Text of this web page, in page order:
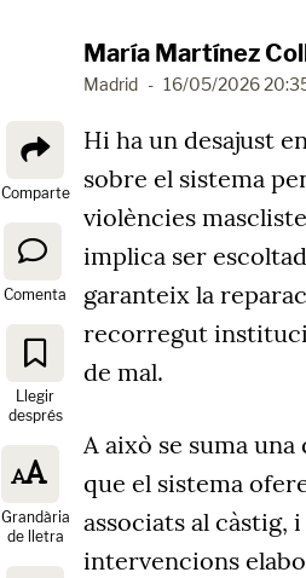
María Martínez
Madrid - 16/05/2026
Comparte
Comenta
Llegir
després
Grandària
de lletra
Hi ha un desajust
sobre el sistema
violències
implica ser
garanteix la
recorregut
de mal.
A això se suma
que el sistema
associats al càstig,
intervencions